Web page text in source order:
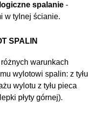
spalanie-
w tylnej ścianie.
SPALIN
warunkach
wylotowi spalin: z tyłu
wylotu z tyłu pieca
płyty górnej).